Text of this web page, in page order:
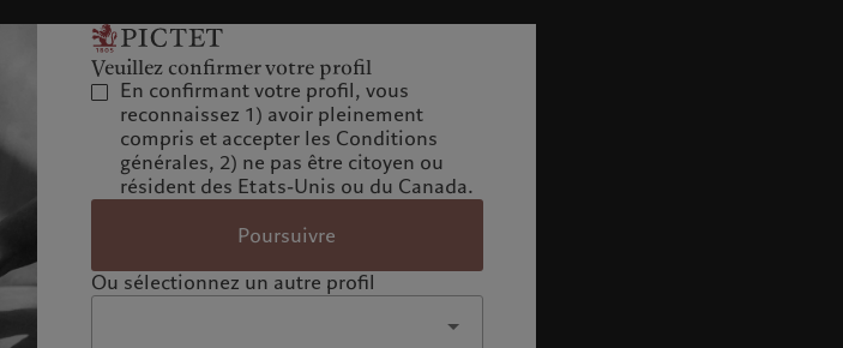
Veuillez confirmer votre profil
En confirmant votre profil, vous
reconnaissez 1) avoir pleinement
compris et accepter les Conditions
générales, 2) ne pas être citoyen ou
résident des Etats-Unis ou du Canada.
Poursuivre
Ou sélectionnez un autre profil